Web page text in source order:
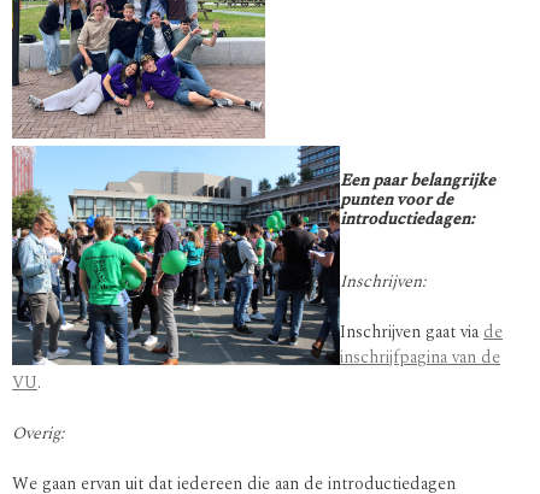
Een paar belangrijke
punten voor de
introductiedagen:
Inschrijven:
Inschrijven gaat via de
inschrijfpagina van de
VU.
Overig:
We gaan ervan uit dat iedereen die aan de introductiedagen